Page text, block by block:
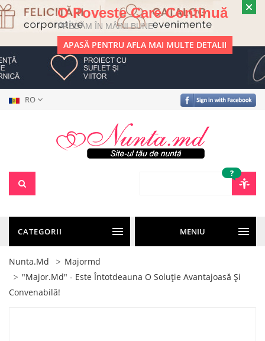
O Poveste Care Continuă
PREDĂM ÎN MÂINI BUNE
APASĂ PENTRU AFLA MAI MULTE DETALII
RO
?
CATEGORII MENIU
Nunta.md
Majormd
"Major.Md" - Este Întotdeauna O Soluție Avantajoasă Și
Convenabilă!